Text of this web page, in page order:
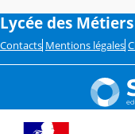
Lycée des
Contacts Mentions légales